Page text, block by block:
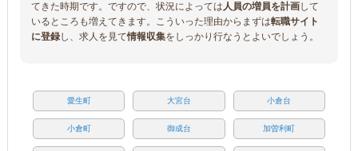
てきた時期です。ですので、状況によっては人員の増員を計画して
いるところも増えてきます。こういった理由からまずは転職サイト
に登録し、求人を見て情報収集をしっかり行なうとよいでしょう。
愛生町 大宮台 小倉台
小倉町 御成台 加曽利町